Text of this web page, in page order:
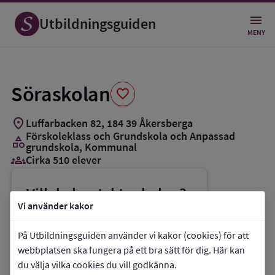
Vi använder kakor
På Utbildningsguiden använder vi kakor (cookies) för att
webbplatsen ska fungera på ett bra sätt för dig. Här kan
du välja vilka cookies du vill godkänna.
Utbildningsguiden MENY
Söraskolan favorite
Spara
som
favorit
location_on Luffarbacken 82, 184 39Åkersberga
categoryFörskoleklass och Grundskola och Anpassad
grundskola, Kommunal
groups_3Cirka 510 elever
Vill du kontakta skolan?
phoneTelefon:08-54081772
mailE-post:soraskolan@osteraker.se
link Webbplats: Söraskolan